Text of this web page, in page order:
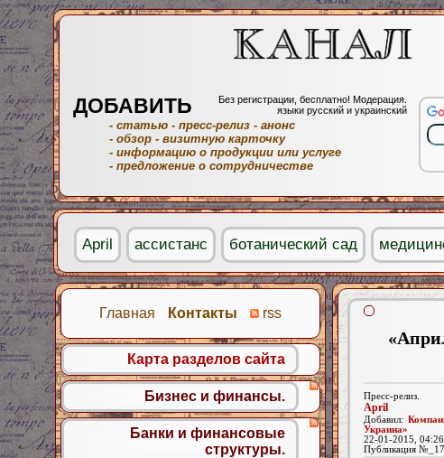
Пресс-релиз.
April
Добавил:
Украина»
22-01-2015,
Публикация
Главная Контакты rss
Карта разделов сайта
Бизнес и финансы.
Банки и финансовые
структуры.
ДОБАВИТЬ
Без регистрации, бесплатно! Модерация.
языки русский и украинский
- статью - пресс-релиз - анонс
- обзор - визитную карточку
- информацию о продукции или услуге
- предложение о сотрудничестве
April ассистанс ботанический сад